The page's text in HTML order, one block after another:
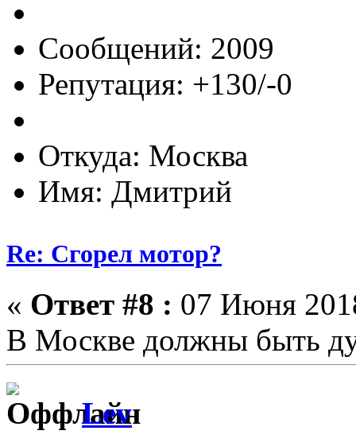
Сообщений: 2009
Репутация: +130/-0
Откуда: Москва
Имя: Дмитрий
Re: Сгорел мотор?
« Ответ #8 : 07 Июня
В Москве должны быть
Lev